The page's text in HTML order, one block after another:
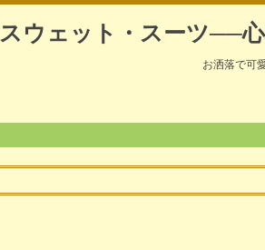
ウェット・スーツ──
お洒落で可